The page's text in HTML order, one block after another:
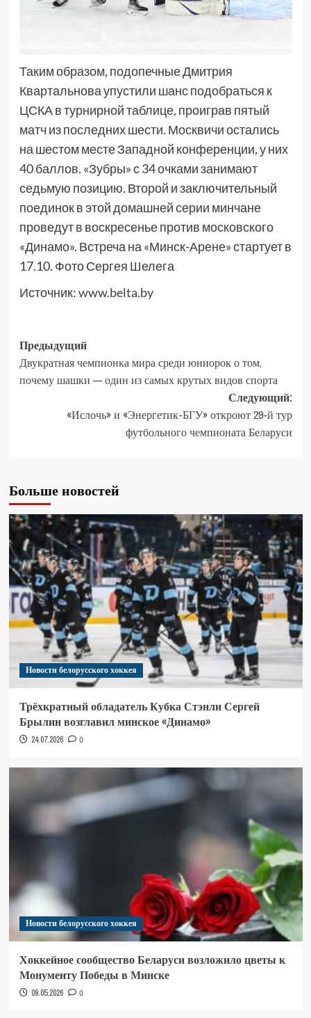
Таким образом, подопечные Дмитрия
Квартальнова упустили шанс подобраться к
ЦСКА в турнирной таблице, проиграв пятый
матч из последних шести. Москвичи остались
на шестом месте Западной конференции, у них
40 баллов. «Зубры» с 34 очками занимают
седьмую позицию. Второй и заключительный
поединок в этой домашней серии минчане
проведут в воскресенье против московского
«Динамо». Встреча на «Минск-Арене» стартует в
17.10. Фото Сергея Шелега
Источник:www.belta.by
Предыдущий
Двукратная чемпионка мира среди юниорок о том,
почему шашки — один из самых крутых видов спорта
Следующий:
«Ислочь» и «Энергетик-БГУ» откроют 29-й тур
футбольного чемпионата Беларуси
Больше новостей
Новости белорусского хоккея
Трёхкратный обладатель Кубка Стэнли Сергей
Брылин возглавил минское «Динамо»
24.07.2026 0
Новости белорусского хоккея
Хоккейное сообщество Беларуси возложило цветы к
Монументу Победы в Минске
09.05.2026 0